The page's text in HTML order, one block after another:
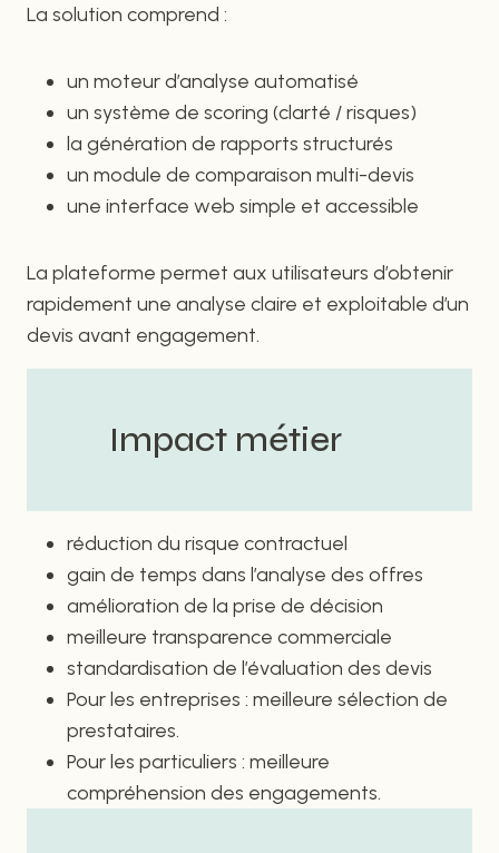
La solution comprend :
un moteur d’analyse automatisé
un système de scoring (clarté / risques)
la génération de rapports structurés
un module de comparaison multi-devis
une interface web simple et accessible
La plateforme permet aux utilisateurs d’obtenir
rapidement une analyse claire et exploitable d’un
devis avant engagement.
Impact métier
réduction du risque contractuel
gain de temps dans l’analyse des offres
amélioration de la prise de décision
meilleure transparence commerciale
standardisation de l’évaluation des devis
Pour les entreprises : meilleure sélection de
prestataires.
Pour les particuliers : meilleure
compréhension des engagements.